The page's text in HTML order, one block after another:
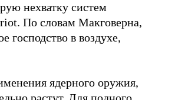
нехватку систем
По словам Макговерна,
господство в воздухе,
ядерного оружия,